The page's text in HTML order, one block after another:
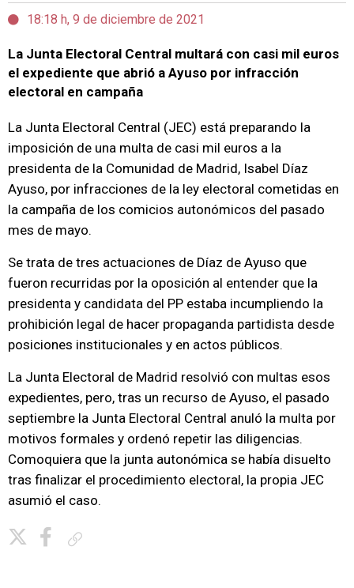
18:18 h, 9 de diciembre de 2021
La Junta Electoral Central multará con casi mil euros
el expediente que abrió a Ayuso por infracción
electoral en campaña
La Junta Electoral Central (JEC) está preparando la
imposición de una multa de casi mil euros a la
presidenta de la Comunidad de Madrid, Isabel Díaz
Ayuso, por infracciones de la ley electoral cometidas en
la campaña de los comicios autonómicos del pasado
mes de mayo.
Se trata de tres actuaciones de Díaz de Ayuso que
fueron recurridas por la oposición al entender que la
presidenta y candidata del PP estaba incumpliendo la
prohibición legal de hacer propaganda partidista desde
posiciones institucionales y en actos públicos.
La Junta Electoral de Madrid resolvió con multas esos
expedientes, pero, tras un recurso de Ayuso, el pasado
septiembre la Junta Electoral Central anuló la multa por
motivos formales y ordenó repetir las diligencias.
Comoquiera que la junta autonómica se había disuelto
tras finalizar el procedimiento electoral, la propia JEC
asumió el caso.